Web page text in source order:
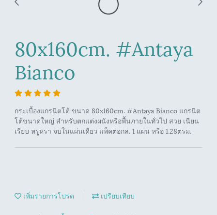
80x160cm. #Antaya
Bianco
กระเบื้องแกรนิตโต้ ขนาด 80x160cm. #Antaya Bianco แกรนิต
โต้ขนาดใหญ่ สำหรับตกแต่งผนังหรือพื้นภายในทั่วไป สวย เนียน
เรียบ หรูหรา จบในแผ่นเดียว แพ็คต่อกล. 1 แผ่น หรือ 1.28ตรม.
เพิ่มรายการโปรด เปรียบเทียบ